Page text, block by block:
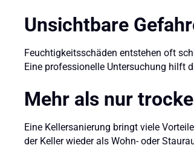
Unsichtbare
Feuchtigkeitsschäden entstehen oft
Eine professionelle Untersuchung hilft
Mehr als nur
Eine Kellersanierung bringt viele
der Keller wieder als Wohn- oder